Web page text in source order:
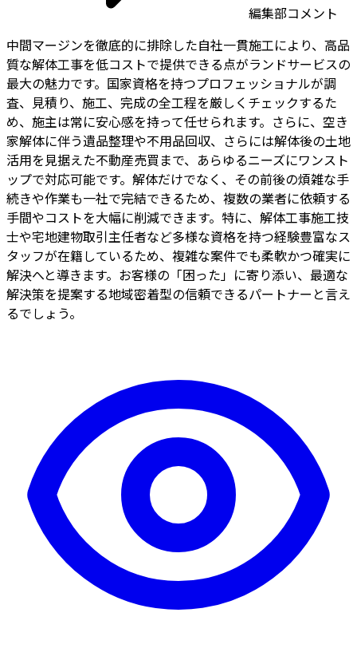
編集部コメント
中間マージンを徹底的に排除した自社一貫施工により、高品
質な解体工事を低コストで提供できる点がランドサービスの
最大の魅力です。国家資格を持つプロフェッショナルが調
査、見積り、施工、完成の全工程を厳しくチェックするた
め、施主は常に安心感を持って任せられます。さらに、空き
家解体に伴う遺品整理や不用品回収、さらには解体後の土地
活用を見据えた不動産売買まで、あらゆるニーズにワンスト
ップで対応可能です。解体だけでなく、その前後の煩雑な手
続きや作業も一社で完結できるため、複数の業者に依頼する
手間やコストを大幅に削減できます。特に、解体工事施工技
士や宅地建物取引主任者など多様な資格を持つ経験豊富なス
タッフが在籍しているため、複雑な案件でも柔軟かつ確実に
解決へと導きます。お客様の「困った」に寄り添い、最適な
解決策を提案する地域密着型の信頼できるパートナーと言え
るでしょう。